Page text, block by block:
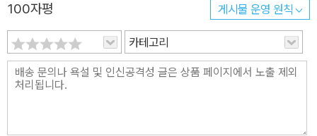
100자평 게시물 운영 원칙
카테고리